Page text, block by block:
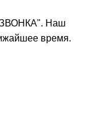
ЗВОНКА". Наш
время.